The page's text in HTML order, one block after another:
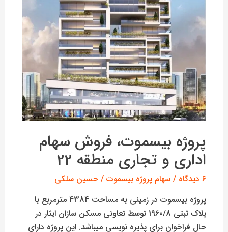
پروژه بیسموت، فروش سهام
اداری و تجاری منطقه 22
6 دیدگاه / سهام پروژه بیسموت/ حسین سلکی
پروژه بیسموت در زمینی به مساحت 4384 مترمربع با
پلاک ثبتی 1960/8 توسط تعاونی مسکن سازان ایثار در
حال فراخوان برای پذیره نویسی میباشد. این پروژه دارای
تجاری
منطقه